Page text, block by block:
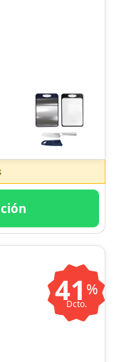
41 %
Dcto.